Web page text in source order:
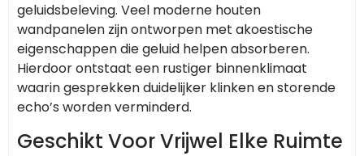
geluidsbeleving. Veel moderne houten
wandpanelen zijn ontworpen met akoestische
eigenschappen die geluid helpen absorberen.
Hierdoor ontstaat een rustiger binnenklimaat
waarin gesprekken duidelijker klinken en storende
echo’s worden verminderd.
Geschikt Voor Vrijwel Elke Ruimte